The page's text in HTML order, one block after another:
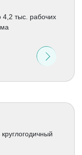
4,2 тыс. рабочих